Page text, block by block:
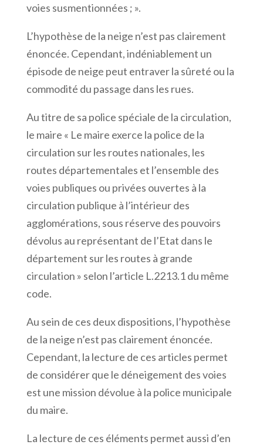
voies susmentionnées ; ».
L’hypothèse de la neige n’est pas clairement
énoncée. Cependant, indéniablement un
épisode de neige peut entraver la sûreté ou la
commodité du passage dans les rues.
Au titre de sa police spéciale de la circulation,
le maire « Le maire exerce la police de la
circulation sur les routes nationales, les
routes départementales et l’ensemble des
voies publiques ou privées ouvertes à la
circulation publique à l’intérieur des
agglomérations, sous réserve des pouvoirs
dévolus au représentant de l’Etat dans le
département sur les routes à grande
circulation » selon l’article L.2213.1 du même
code.
Au sein de ces deux dispositions, l’hypothèse
de la neige n’est pas clairement énoncée.
Cependant, la lecture de ces articles permet
de considérer que le déneigement des voies
est une mission dévolue à la police municipale
du maire.
La lecture de ces éléments permet aussi d’en